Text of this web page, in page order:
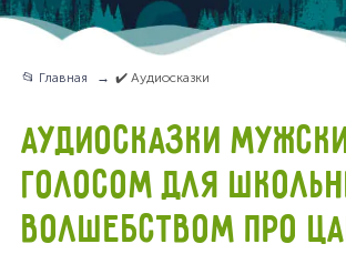
📂 Главная ✔️ Аудиосказки
АУДИОСКАЗКИ
ГОЛОСОМ ДЛЯ
ВОЛШЕБСТВОМ ПРО